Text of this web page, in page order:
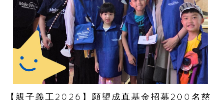
【親子義工2026】願望成真基金招募200名慈